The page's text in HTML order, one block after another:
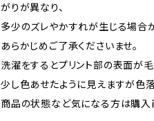
がりが異なり、
多少のズレやかすれが生じる場合
あらかじめご了承くださいませ。
洗濯をするとプリント部の表面が毛
少し色あせたように見えますが色
商品の状態など気になる方は購入